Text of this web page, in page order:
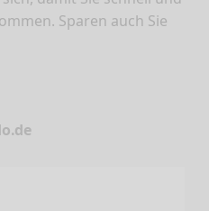
Sparen auch Sie